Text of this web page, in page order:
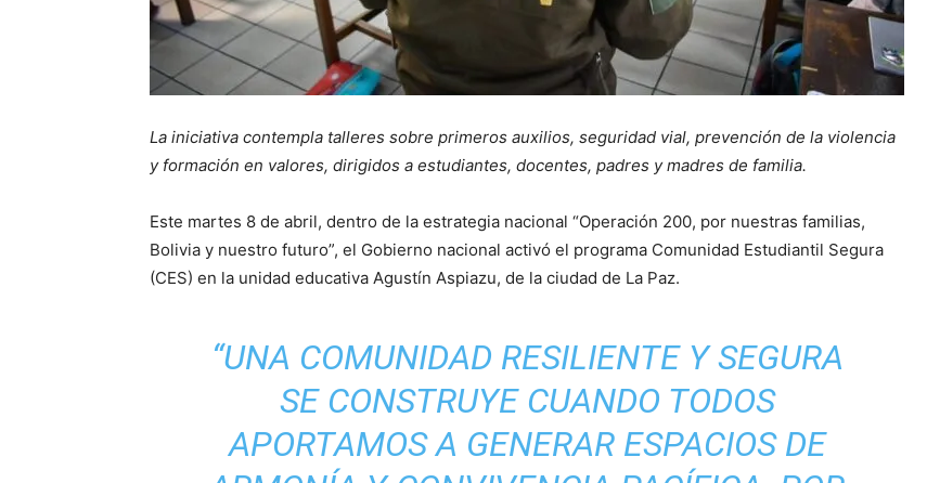
La iniciativa contempla talleres sobre primeros auxilios, seguridad vial, prevención de la violencia
y formación en valores, dirigidos a estudiantes, docentes, padres y madres de familia.
Este martes 8 de abril, dentro de la estrategia nacional “Operación 200, por nuestras familias,
Bolivia y nuestro futuro”, el Gobierno nacional activó el programa Comunidad Estudiantil Segura
(CES) en la unidad educativa Agustín Aspiazu, de la ciudad de La Paz.
“UNA COMUNIDAD RESILIENTE Y SEGURA
SE CONSTRUYE CUANDO TODOS
APORTAMOS A GENERAR ESPACIOS DE